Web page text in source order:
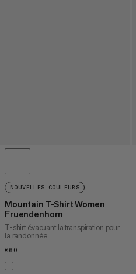
NOUVELLES COULEURS
Mountain T-Shirt Women
Fruendenhorn
T-shirt évacuant la transpiration pour
la randonnée
€60